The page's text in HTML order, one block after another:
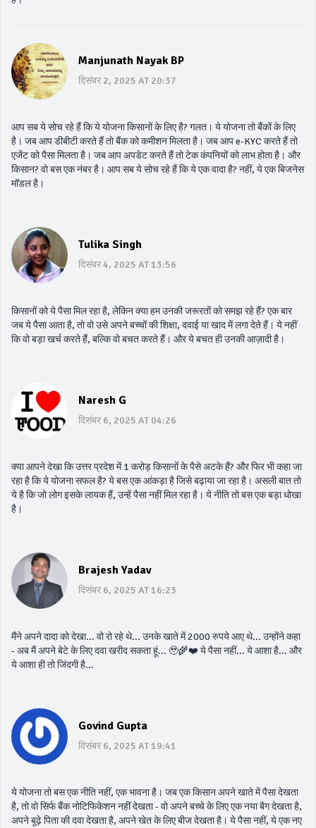
Manjunath Nayak BP
दिसंबर 2, 2025 AT 20:37
आप सब ये सोच रहे हैं कि ये योजना किसानों के लिए है? गलत। ये योजना तो बैंकों के लिए
है। जब आप डीबीटी करते हैं तो बैंक को कमीशन मिलता है। जब आप e-KYC करते हैं तो
एजेंट को पैसा मिलता है। जब आप अपडेट करते हैं तो टेक कंपनियों को लाभ होता है। और
किसान? वो बस एक नंबर है। आप सब ये सोच रहे हैं कि ये एक वादा है? नहीं, ये एक बिजनेस
मॉडल है।
Tulika Singh
दिसंबर 4, 2025 AT 13:56
किसानों को ये पैसा मिल रहा है, लेकिन क्या हम उनकी जरूरतों को समझ रहे हैं? एक बार
जब ये पैसा आता है, तो वो उसे अपने बच्चों की शिक्षा, दवाई या खाद में लगा देते हैं। ये नहीं
कि वो बड़ा खर्च करते हैं, बल्कि वो बचत करते हैं। और ये बचत ही उनकी आज़ादी है।
Naresh G
दिसंबर 6, 2025 AT 04:26
क्या आपने देखा कि उत्तर प्रदेश में 1 करोड़ किसानों के पैसे अटके हैं? और फिर भी कहा जा
रहा है कि ये योजना सफल है? ये बस एक आंकड़ा है जिसे बढ़ाया जा रहा है। असली बात तो
ये है कि जो लोग इसके लायक हैं, उन्हें पैसा नहीं मिल रहा है। ये नीति तो बस एक बड़ा धोखा
है।
Brajesh Yadav
दिसंबर 6, 2025 AT 16:23
मैंने अपने दादा को देखा... वो रो रहे थे... उनके खाते में 2000 रुपये आए थे... उन्होंने कहा
- अब मैं अपने बेटे के लिए दवा खरीद सकता हूं... 🥹🌾❤️ ये पैसा नहीं... ये आशा है... और
ये आशा ही तो जिंदगी है...
Govind Gupta
दिसंबर 6, 2025 AT 19:41
ये योजना तो बस एक नीति नहीं, एक भावना है। जब एक किसान अपने खाते में पैसा देखता
है, तो वो सिर्फ बैंक नोटिफिकेशन नहीं देखता - वो अपने बच्चे के लिए एक नया बैग देखता है,
अपने बूढ़े पिता की दवा देखता है, अपने खेत के लिए बीज देखता है। ये पैसा नहीं, ये एक नए